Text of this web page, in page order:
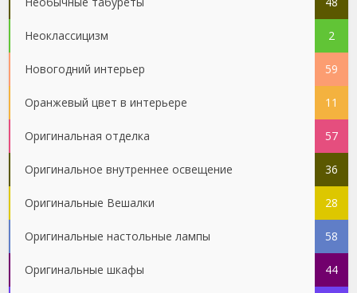
Неоклассицизм 2
Новогодний интерьер 59
Оранжевый цвет в интерьере 11
Оригинальная отделка 57
Оригинальное внутреннее освещение 36
Оригинальные Вешалки 28
Оригинальные настольные лампы 58
Оригинальные шкафы 44